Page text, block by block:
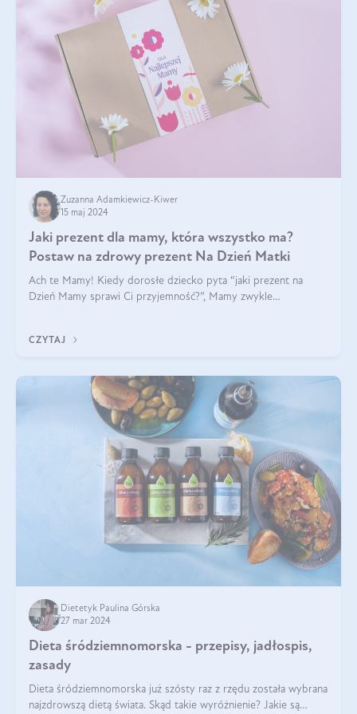
Zuzanna Adamkiewicz-Kiwer
15 maj 2024
Jaki prezent dla mamy, która wszystko ma?
Postaw na zdrowy prezent Na Dzień Matki
Ach te Mamy! Kiedy dorosłe dziecko pyta “jaki prezent na
Dzień Mamy sprawi Ci przyjemność?”, Mamy zwykle
CZYTAJ
Dietetyk Paulina Górska
27 mar 2024
Dieta śródziemnomorska - przepisy, jadłospis,
zasady
Dieta śródziemnomorska już szósty raz z rzędu została wybrana
najzdrowszą dietą świata. Skąd takie wyróżnienie? Jakie są